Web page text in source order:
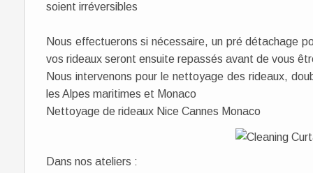
soient irréversibles
Nous effectuerons si nécessaire, un pré détachage
vos rideaux seront ensuite repassés avant de vous
Nous intervenons pour le nettoyage des rideaux,
les Alpes maritimes et Monaco
Nettoyage de rideaux Nice Cannes Monaco
Dans nos ateliers :